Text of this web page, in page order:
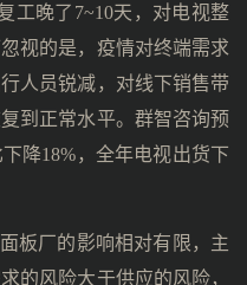
工晚了7~10天，对电视整
视的是，疫情对终端需求
人员锐减，对线下销售带
到正常水平。群智咨询预
降18%，全年电视出货下
板厂的影响相对有限，主
的风险大于供应的风险，